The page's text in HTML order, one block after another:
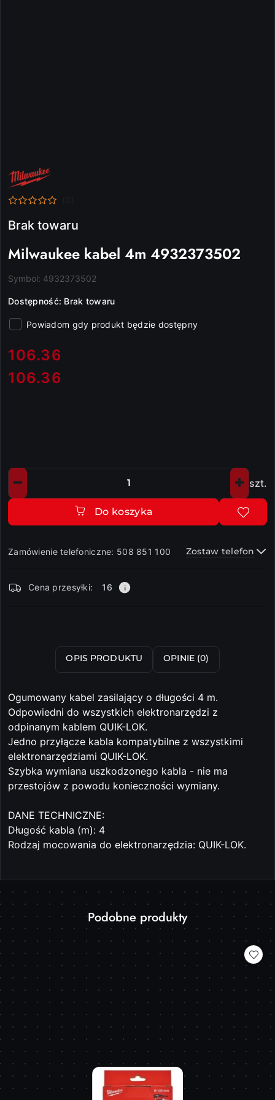
NAZWA
PRODUCENTA:
MILWAUKEE
Brak towaru
Milwaukee kabel 4m 4932373502
Symbol: 4932373502
Dostępność: Brak towaru
Powiadom gdy produkt będzie dostępny
cena:
106.36
Cena:
106.36
Ilość szt.
Do koszyka
Zamówienie telefoniczne: 508 851 100 Zostaw telefon
i
Cena przesyłki: 16
OPIS PRODUKTU OPINIE (0)
Ogumowany kabel zasilający o długości 4 m.
Odpowiedni do wszystkich elektronarzędzi z
odpinanym kablem QUIK-LOK.
Jedno przyłącze kabla kompatybilne z wszystkimi
elektronarzędziami QUIK-LOK.
Szybka wymiana uszkodzonego kabla - nie ma
przestojów z powodu konieczności wymiany.
DANE TECHNICZNE:
Długość kabla (m): 4
Rodzaj mocowania do elektronarzędzia: QUIK-LOK.
Pomiń karuzelę produktów
Produkty
statusie:
Podobne produkty